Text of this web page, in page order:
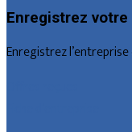
Enregistrez
Enregistrez